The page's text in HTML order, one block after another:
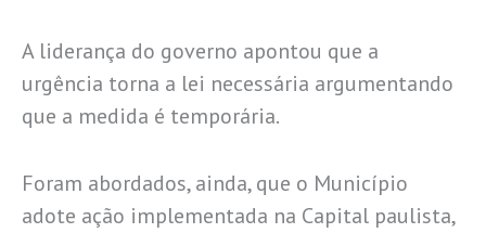
A liderança do governo apontou que a
urgência torna a lei necessária argumentando
que a medida é temporária.
Foram abordados, ainda, que o Município
adote ação implementada na Capital paulista,